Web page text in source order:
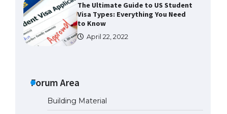
The Ultimate Guide to US Student
Visa Types: Everything You Need
to Know
April 22, 2022
the USA
Forum Area
Building Material